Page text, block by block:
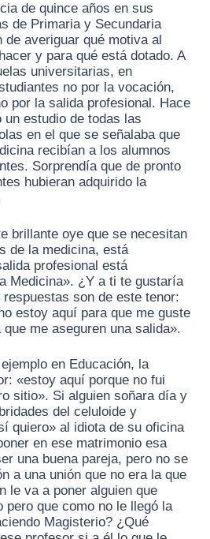
de quince años en sus
de Primaria y Secundaria
averiguar qué motiva al
y para qué está dotado. A
universitarias, en
no por la vocación,
por la salida profesional. Hace
un estudio de todas las
en el que se señalaba que
recibían a los alumnos
Sorprendía que de pronto
hubieran adquirido la
brillante oye que se necesitan
de la medicina, está
profesional está
Medicina». ¿Y a ti te gustaría
son de este tenor:
estoy aquí para que me guste
me aseguren una salida».
en Educación, la
«estoy aquí porque no fui
sitio». Si alguien soñara día y
del celuloide y
quiero» al idiota de su oficina
en ese matrimonio esa
una buena pareja, pero no se
a una unión que no era la que
le va a poner alguien que
pero que como no le llegó la
Magisterio? ¿Qué